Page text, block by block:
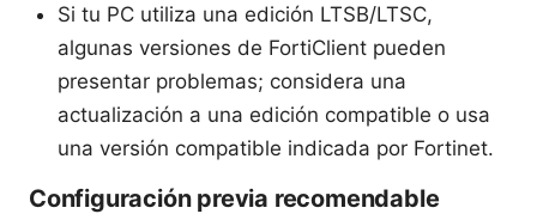
Si tu PC utiliza una edición LTSB/LTSC,
algunas versiones de FortiClient pueden
presentar problemas; considera una
actualización a una edición compatible o usa
una versión compatible indicada por Fortinet.
Configuración previa recomendable